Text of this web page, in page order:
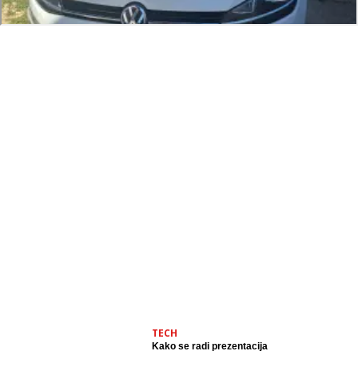
TECH
Kako se radi prezentacija